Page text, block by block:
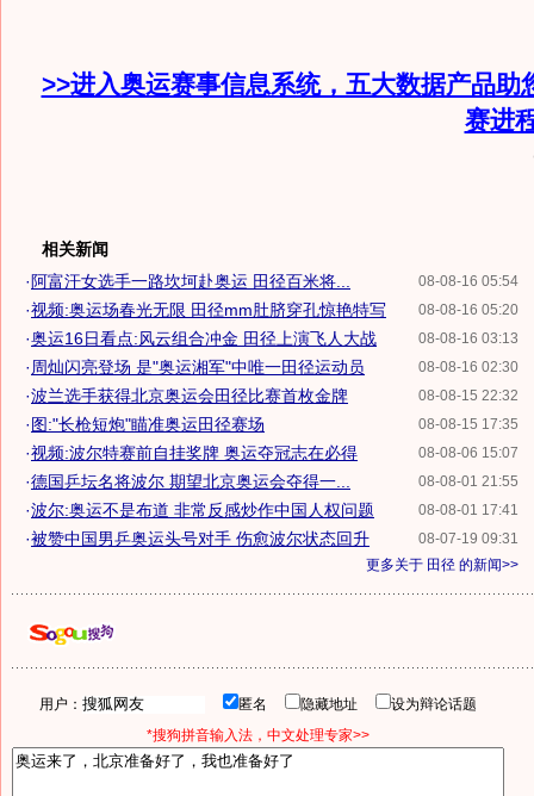
>>进入奥运赛事信息系统，五大数据产品助
赛进
相关新闻
08-08-16 05:54
· 阿富汗女选手一路坎坷赴奥运 田径百米将...
08-08-16 05:20
·视频:奥运场春光无限 田径mm肚脐穿孔惊艳特写
08-08-16 03:13
·奥运16日看点:风云组合冲金 田径上演飞人大战
08-08-16 02:30
· 周灿闪亮登场 是"奥运湘军"中唯一田径运动员
08-08-15 22:32
·波兰选手获得北京奥运会田径比赛首枚金牌
08-08-15 17:35
·图:"长枪短炮"瞄准奥运田径赛场
08-08-06 15:07
·视频:波尔特赛前自挂奖牌 奥运夺冠志在必得
08-08-01 21:55
·德国乒坛名将波尔 期望北京奥运会夺得一...
08-08-01 17:41
·波尔:奥运不是布道 非常反感炒作中国人权问题
08-07-19 09:31
·被赞中国男乒奥运头号对手 伤愈波尔状态回升
更多关于 田径 的新闻>>
用户： 匿名 隐藏地址
设为辩论话题
*搜狗拼音输入法，中文处理专家>>